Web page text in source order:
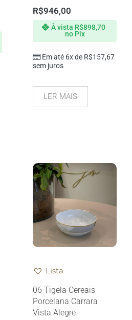
R$946,00
Em até 6x de R$157,67
sem juros
À vista R$898,70
no Pix
LER MAIS
Lista
06 Tigela Cereais
Porcelana Carrara
Vista Alegre